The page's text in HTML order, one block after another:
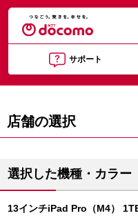
サポート
店舗の選択
選択した機種・カラー
13インチiPad Pro（M4）